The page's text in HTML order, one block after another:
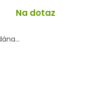
Na dotaz